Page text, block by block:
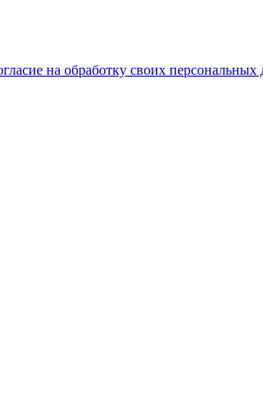
на обработку своих